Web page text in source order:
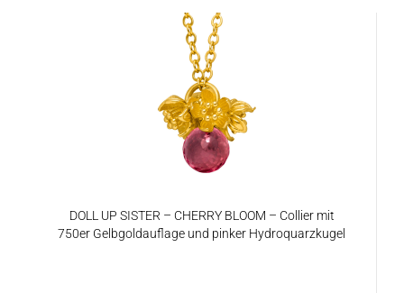
DOLL UP SIS­TER – CHER­RY BLOOM – Col­lier mit
750er Gelb­gold­auf­la­ge und pin­ker Hy­dro­quarz­ku­gel